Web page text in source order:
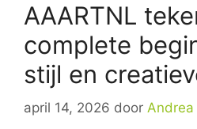
AAARTNL
complete
stijl en
april 14, 2026 door Andrea